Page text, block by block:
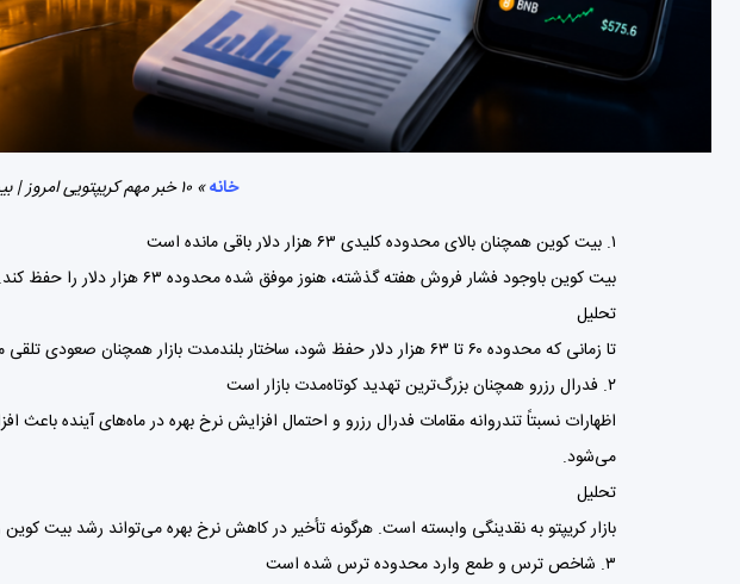
خانه» ۱۰ خبر مهم کریپتویی امروز | بیت کوین در نبرد با ۶۰ هزار دلار، بازار در انتظار جرقه بعدی
۱. بیت کوین همچنان بالای محدوده کلیدی ۶۳ هزار دلار باقی مانده است
بیت کوین باوجود فشار فروش هفته گذشته، هنوز موفق شده محدوده ۶۳ هزار دلار را حفظ کند. جریان ورود سرمایه به ETFهای اسپات و خریدهای نهادی مهم‌ترین عامل حمایت از قیمت محسوب می‌شود.
تحلیل
تا زمانی که محدوده ۶۰ تا ۶۳ هزار دلار حفظ شود، ساختار بلندمدت بازار همچنان صعودی تلقی می‌شود. معامله‌گران بزرگ این ناحیه را به‌عنوان منطقه انباشت زیر نظر دارند.
۲. فدرال رزرو همچنان بزرگ‌ترین تهدید کوتاه‌مدت بازار است
اظهارات نسبتاً تندروانه مقامات فدرال رزرو و احتمال افزایش نرخ بهره در ماه‌های
می‌شود.
تحلیل
بازار کریپتو به نقدینگی وابسته است. هرگونه تأخیر در کاهش نرخ بهره می‌تواند رشد بیت
۳. شاخص ترس و طمع وارد محدوده ترس شده است